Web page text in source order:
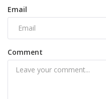
Email
Comment